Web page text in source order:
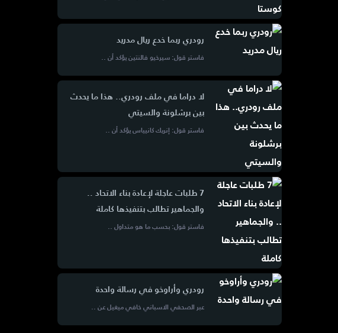
رودري ربما خدع ريال مدريد
فاستر قول: سيرخيو فالنتين يؤكد أن ..
لا دراما في ملف رودري.. هذا ما يحدث
بين برشلونة والسيتي
فاستر قول: إنريك كانيياس يؤكد أن ..
7 طلبات عاجلة لإعادة بناء الاتحاد ..
والجماهير تطالب بتنفيذها كاملة
فاستر قول: بحسب ما هو متداول ..
رودري وأراوخو في رسالة واحدة
عبر الصحفي الاسباني خافي ميغيل عن ..